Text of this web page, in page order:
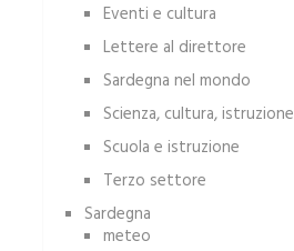
Eventi e cultura
Lettere al direttore
Sardegna nel mondo
Scienza, cultura, istruzione
Scuola e istruzione
Terzo settore
Sardegna
meteo